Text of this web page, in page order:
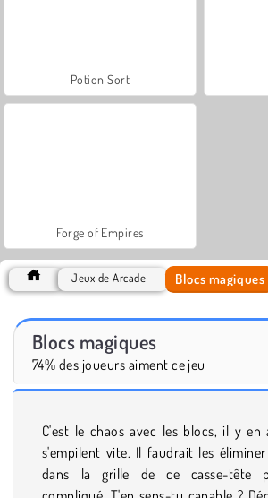
Potion Sort
Forge of Empires
Jeux de Arcade Blocs magiques
Blocs magiques
74% des joueurs aiment ce jeu
C'est le chaos avec les blocs, il y
s'empilent vite. Il faudrait les
dans la grille de ce casse-tête